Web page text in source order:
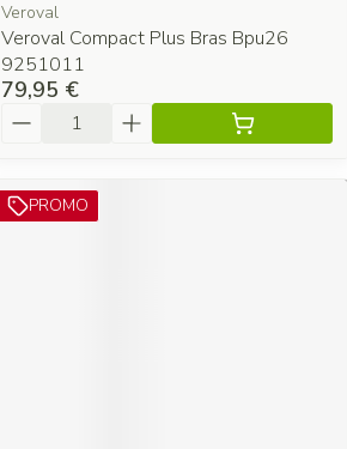
Veroval
Veroval Compact Plus Bras Bpu26
9251011
79,95 €
Quantité
PROMO